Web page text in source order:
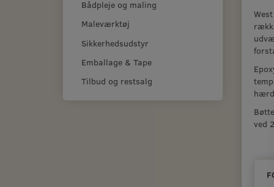
Bådpleje og maling
Maleværktøj
Sikkerhedsudstyr
Emballage & Tape
Tilbud og restsalg
ved